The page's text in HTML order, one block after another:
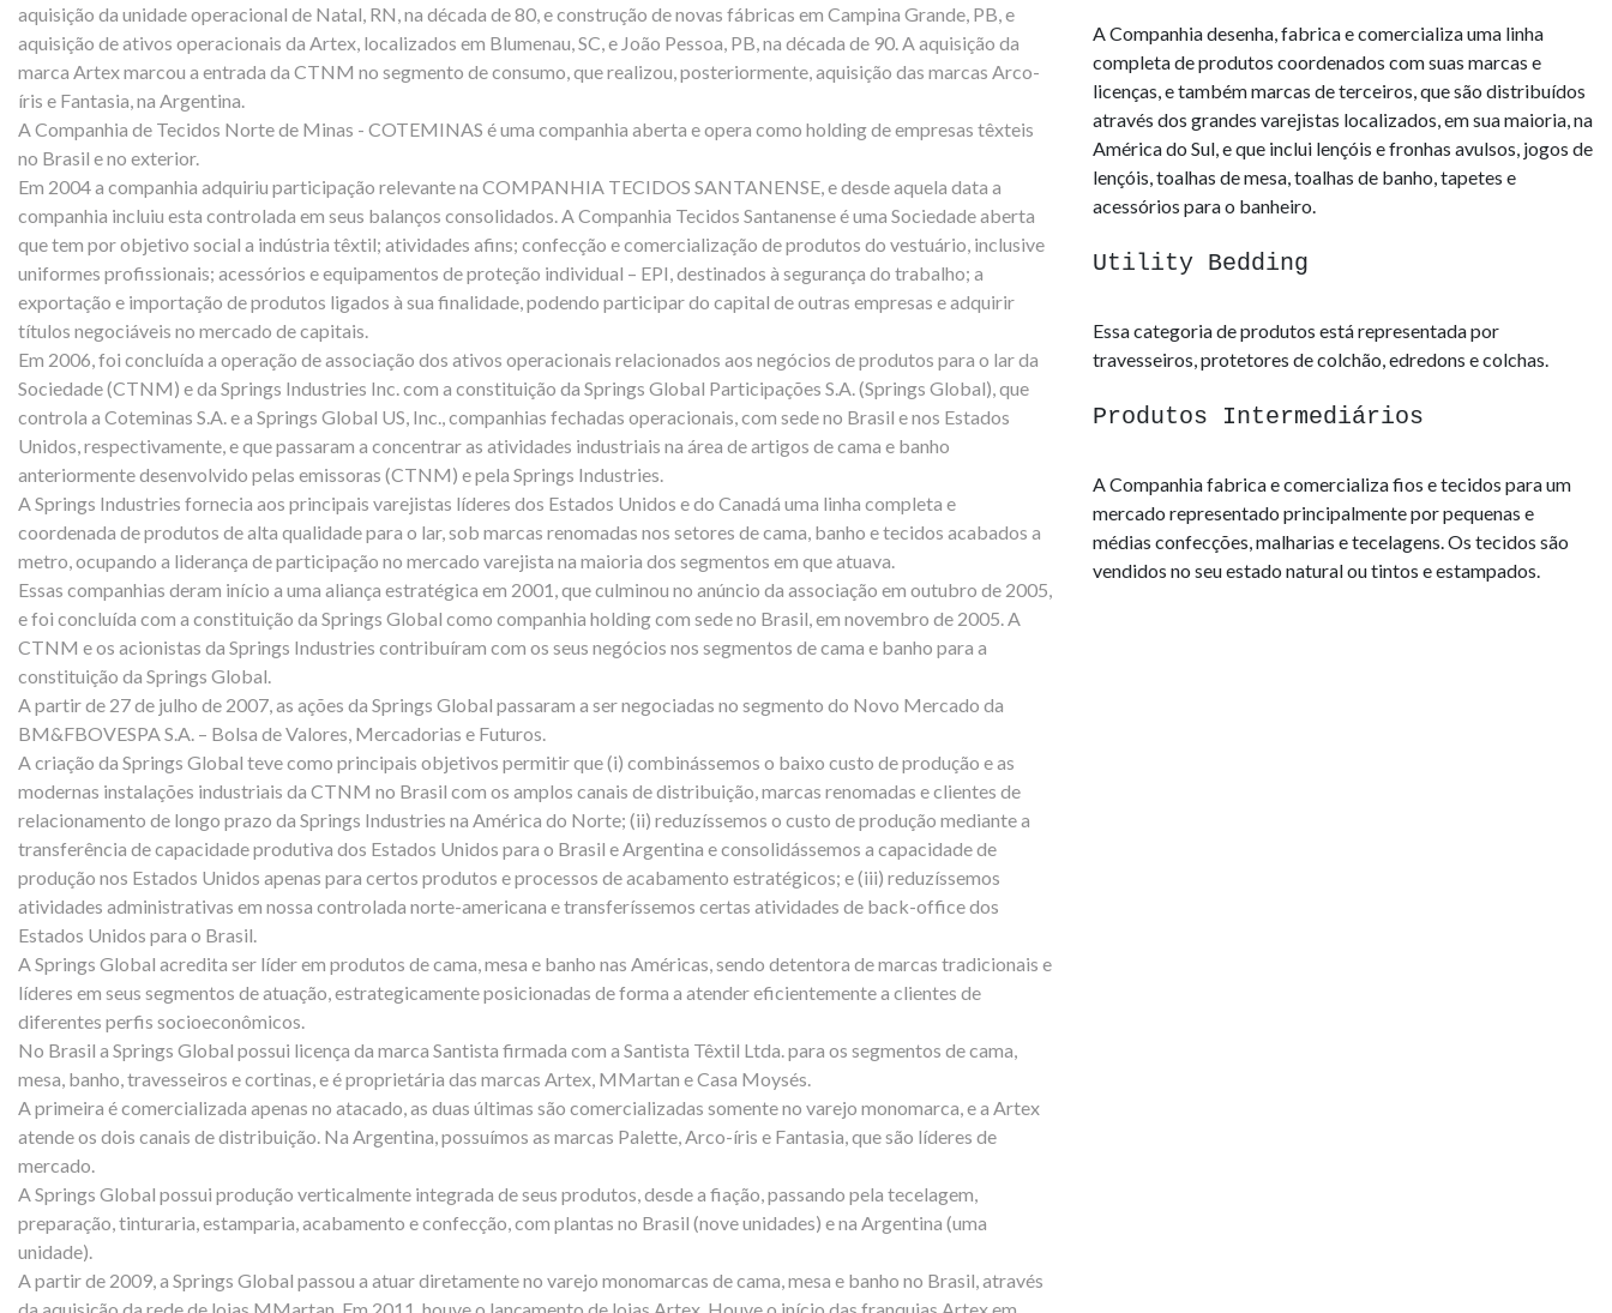
aquisição da unidade operacional de Natal, RN, na década de 80, e construção de novas fábricas em Campina Grande, PB, e
aquisição de ativos operacionais da Artex, localizados em Blumenau, SC, e João Pessoa, PB, na década de 90. A aquisição da
marca Artex marcou a entrada da CTNM no segmento de consumo, que realizou, posteriormente, aquisição das marcas Arco-
íris e Fantasia, na Argentina.
A Companhia de Tecidos Norte de Minas - COTEMINAS é uma companhia aberta e opera como holding de empresas têxteis
no Brasil e no exterior.
Em 2004 a companhia adquiriu participação relevante na COMPANHIA TECIDOS SANTANENSE, e desde aquela data a
companhia incluiu esta controlada em seus balanços consolidados. A Companhia Tecidos Santanense é uma Sociedade aberta
que tem por objetivo social a indústria têxtil; atividades afins; confecção e comercialização de produtos do vestuário, inclusive
uniformes profissionais; acessórios e equipamentos de proteção individual – EPI, destinados à segurança do trabalho; a
exportação e importação de produtos ligados à sua finalidade, podendo participar do capital de outras empresas e adquirir
títulos negociáveis no mercado de capitais.
Em 2006, foi concluída a operação de associação dos ativos operacionais relacionados aos negócios de produtos para o lar da
Sociedade (CTNM) e da Springs Industries Inc. com a constituição da Springs Global Participações S.A. (Springs Global), que
controla a Coteminas S.A. e a Springs Global US, Inc., companhias fechadas operacionais, com sede no Brasil e nos Estados
Unidos, respectivamente, e que passaram a concentrar as atividades industriais na área de artigos de cama e banho
anteriormente desenvolvido pelas emissoras (CTNM) e pela Springs Industries.
A Springs Industries fornecia aos principais varejistas líderes dos Estados Unidos e do Canadá uma linha completa e
coordenada de produtos de alta qualidade para o lar, sob marcas renomadas nos setores de cama, banho e tecidos acabados a
metro, ocupando a liderança de participação no mercado varejista na maioria dos segmentos em que atuava.
Essas companhias deram início a uma aliança estratégica em 2001, que culminou no anúncio da associação em outubro de 2005,
e foi concluída com a constituição da Springs Global como companhia holding com sede no Brasil, em novembro de 2005. A
CTNM e os acionistas da Springs Industries contribuíram com os seus negócios nos segmentos de cama e banho para a
constituição da Springs Global.
A partir de 27 de julho de 2007, as ações da Springs Global passaram a ser negociadas no segmento do Novo Mercado da
BM&FBOVESPA S.A. – Bolsa de Valores, Mercadorias e Futuros.
A criação da Springs Global teve como principais objetivos permitir que (i) combinássemos o baixo custo de produção e as
modernas instalações industriais da CTNM no Brasil com os amplos canais de distribuição, marcas renomadas e clientes de
relacionamento de longo prazo da Springs Industries na América do Norte; (ii) reduzíssemos o custo de produção mediante a
transferência de capacidade produtiva dos Estados Unidos para o Brasil e Argentina e consolidássemos a capacidade de
produção nos Estados Unidos apenas para certos produtos e processos de acabamento estratégicos; e (iii) reduzíssemos
atividades administrativas em nossa controlada norte-americana e transferíssemos certas atividades de back-office dos
Estados Unidos para o Brasil.
A Springs Global acredita ser líder em produtos de cama, mesa e banho nas Américas, sendo detentora de marcas tradicionais e
líderes em seus segmentos de atuação, estrategicamente posicionadas de forma a atender eficientemente a clientes de
diferentes perfis socioeconômicos.
No Brasil a Springs Global possui licença da marca Santista firmada com a Santista Têxtil Ltda. para os segmentos de cama,
mesa, banho, travesseiros e cortinas, e é proprietária das marcas Artex, MMartan e Casa Moysés.
A primeira é comercializada apenas no atacado, as duas últimas são comercializadas somente no varejo monomarca, e a Artex
atende os dois canais de distribuição. Na Argentina, possuímos as marcas Palette, Arco-íris e Fantasia, que são líderes de
mercado.
A Springs Global possui produção verticalmente integrada de seus produtos, desde a fiação, passando pela tecelagem,
preparação, tinturaria, estamparia, acabamento e confecção, com plantas no Brasil (nove unidades) e na Argentina (uma
unidade).
A partir de 2009, a Springs Global passou a atuar diretamente no varejo monomarcas de cama, mesa e banho no Brasil, através
A Companhia desenha, fabrica e comercializa uma linha
completa de produtos coordenados com suas marcas e
licenças, e também marcas de terceiros, que são distribuídos
através dos grandes varejistas localizados, em sua maioria, na
América do Sul, e que inclui lençóis e fronhas avulsos, jogos de
lençóis, toalhas de mesa, toalhas de banho, tapetes e
acessórios para o banheiro.
Utility Bedding
Essa categoria de produtos está representada por
travesseiros, protetores de colchão, edredons e colchas.
Produtos Intermediários
A Companhia fabrica e comercializa fios e tecidos para um
mercado representado principalmente por pequenas e
médias confecções, malharias e tecelagens. Os tecidos são
vendidos no seu estado natural ou tintos e estampados.